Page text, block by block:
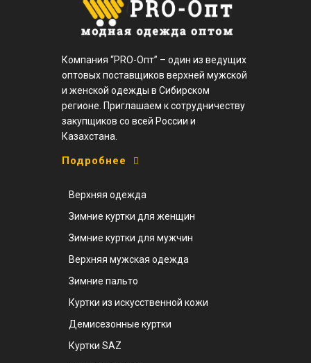
Компания “PRO-Опт” – один из ведущих
оптовых поставщиков верхней мужской
и женской одежды в Сибирском
регионе. Приглашаем к сотрудничеству
закупщиков со всей России и
Казахстана.
Подробнее
Верхняя одежда
Зимние куртки для женщин
Зимние куртки для мужчин
Верхняя мужская одежда
Зимние пальто
Куртки из искусственной кожи
Демисезонные куртки
Куртки SAZ